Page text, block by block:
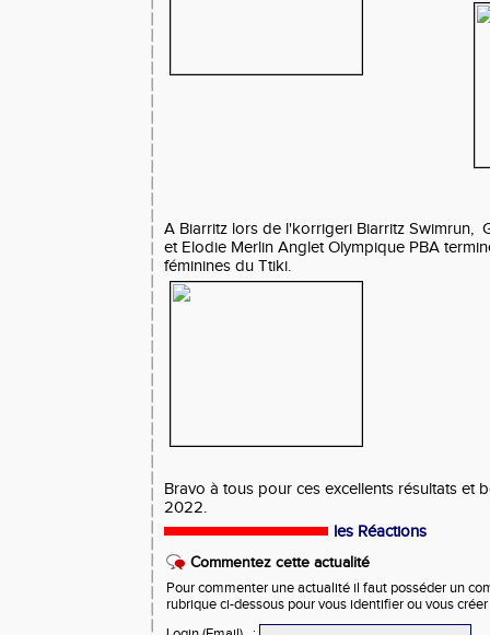
A Biarritz lors de l'korrigeri Biarritz Swimrun,
et Elodie Merlin Anglet Olympique PBA
féminines du Ttiki.
Bravo à tous pour ces excellents résultats et
2022.
les Réactions
Commentez cette actualité
Pour commenter une actualité il faut posséder un
rubrique ci-dessous pour vous identifier ou vous